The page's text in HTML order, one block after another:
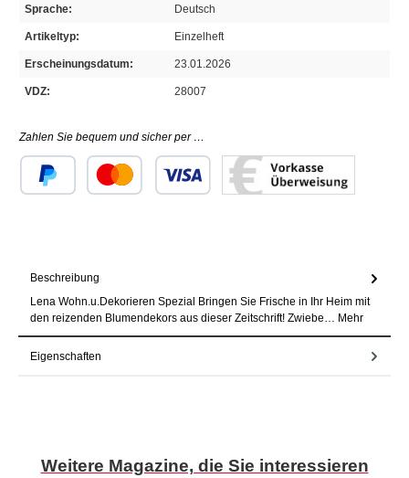
Sprache: Deutsch
Artikeltyp: Einzelheft
Erscheinungsdatum: 23.01.2026
VDZ: 28007
Zahlen Sie bequem und sicher per …
Beschreibung
Lena Wohn.u.Dekorieren Spezial Bringen Sie Frische in Ihr Heim mit
den reizenden Blumendekors aus dieser Zeitschrift! Zwiebe… Mehr
Eigenschaften
Produktgalerie überspringen
Weitere Magazine, die Sie interessieren